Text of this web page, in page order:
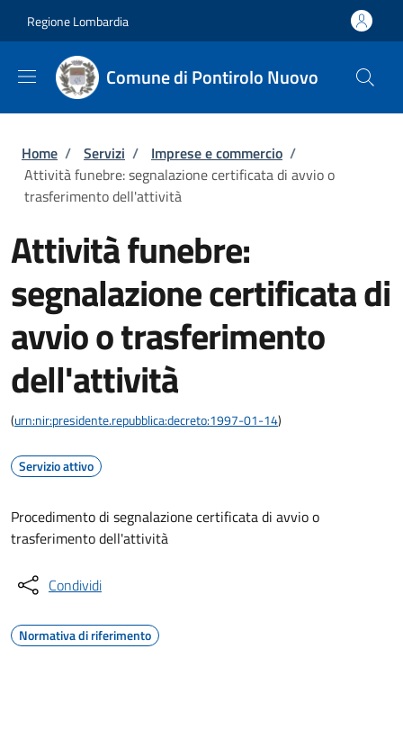
Regione Lombardia
Comune di Pontirolo Nuovo
Briciole di pane
Home / Servizi / Imprese e commercio /
Attività funebre: segnalazione certificata di avvio o
trasferimento dell'attività
Attività funebre:
segnalazione certificata di
avvio o trasferimento
dell'attività
(urn:nir:presidente.repubblica:decreto:1997-01-14)
Servizio attivo
Procedimento di segnalazione certificata di avvio o
trasferimento dell'attività
Condividi
Normativa di riferimento